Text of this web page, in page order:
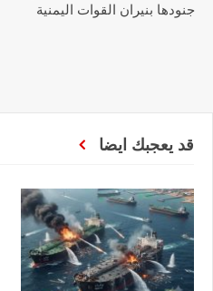
جنودها بنيران القوات اليمنية
قد يعجبك ايضا